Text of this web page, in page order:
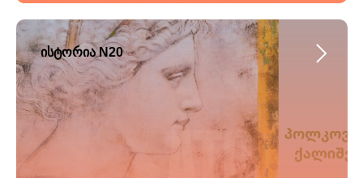
ისტორია N20